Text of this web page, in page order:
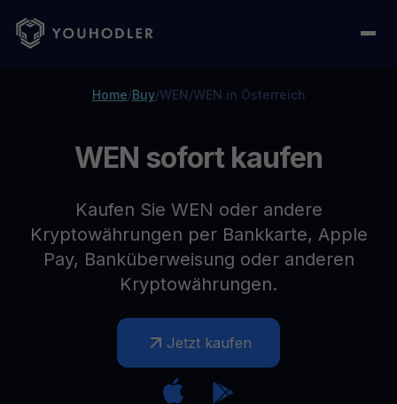
Home/Buy/WEN/WEN in Österreich
WEN sofort kaufen
Kaufen Sie WEN oder andere
Kryptowährungen per Bankkarte, Apple
Pay, Banküberweisung oder anderen
Kryptowährungen.
Jetzt kaufen